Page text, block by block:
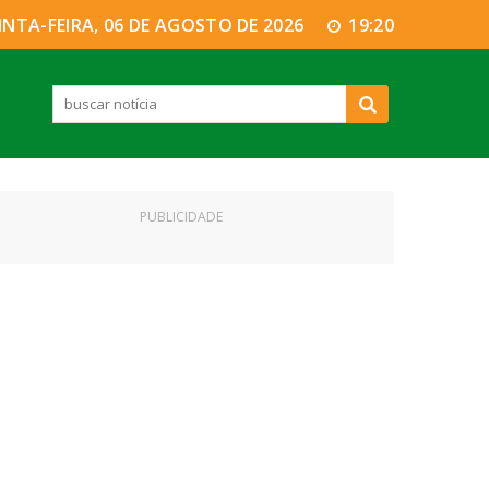
FEIRA, 06 DE AGOSTO DE 2026 19:20
PUBLICIDADE